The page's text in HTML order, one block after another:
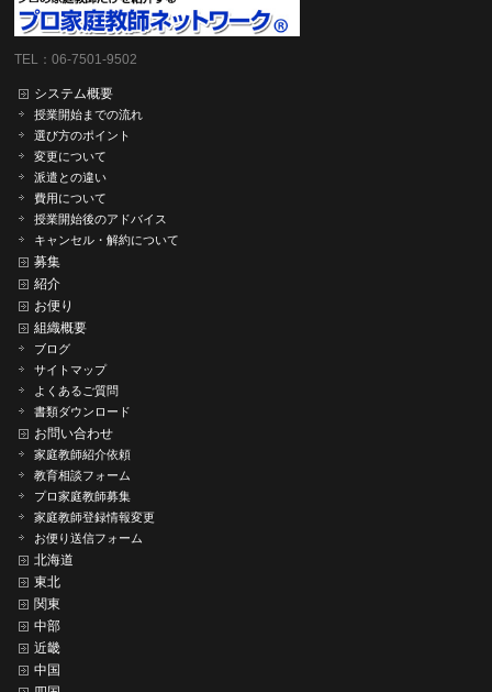
TEL：06-7501-9502
システム概要
授業開始までの流れ
選び方のポイント
変更について
派遣との違い
費用について
授業開始後のアドバイス
キャンセル・解約について
募集
紹介
お便り
組織概要
ブログ
サイトマップ
よくあるご質問
書類ダウンロード
お問い合わせ
家庭教師紹介依頼
教育相談フォーム
プロ家庭教師募集
家庭教師登録情報変更
お便り送信フォーム
北海道
東北
関東
中部
近畿
中国